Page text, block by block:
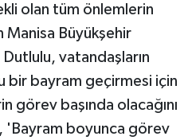
olan tüm önlemlerin
Manisa Büyükşehir
Dutlulu, vatandaşların
bir bayram geçirmesi için
görev başında olacağını
'Bayram boyunca görev